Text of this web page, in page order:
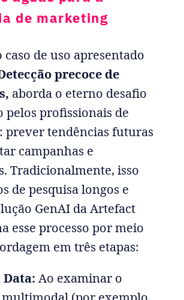
de marketing
de uso apresentado
precoce de
aborda o eterno desafio
pelos profissionais de
prever tendências futuras
campanhas e
Tradicionalmente, isso
de pesquisa longos e
GenAI da Artefact
esse processo por meio
em três etapas:
Data: Ao examinar o